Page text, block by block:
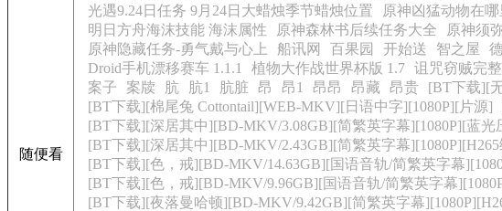
随便看
光遇9.24日任务 9月24日大蜡烛季节蜡烛位置
原神凶猛动物在
明日方舟海沫技能 海沫属性
原神森林书后续任务大全 原神须
原神隐藏任务-勇气戴与心上
船讯网 百果园 开始送 智之屋
Droid手机漂移赛车 1.1.1
植物大作战世界杯版 1.7 诅咒窃贼完
案子
案牍 肮 肮1 肮脏 昂 昂1 昂昂 昂藏 昂贵
[BT下载][
[BT下载][棉尾兔 Cottontail][WEB-MKV][日语中字][1080P][片源]
[BT下载][深居其中][BD-MKV/3.08GB][简繁英字幕][1080P][蓝
[BT下载][深居其中][BD-MKV/2.43GB][简繁英字幕
[BT下载][色，戒][BD-MKV/14.63GB][国语音轨/简繁英字幕
[BT下载][色，戒][BD-MKV/9.96GB][国语音轨/简繁英字幕
[BT下载][夜落曼哈顿][BD-MKV/9.42GB][简繁英字幕